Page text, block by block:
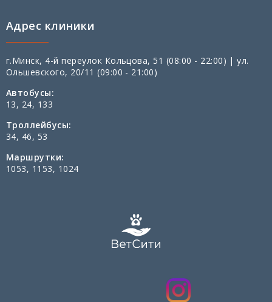
Адрес клиники
г.Минск, 4-й переулок Кольцова, 51 (08:00 - 22:00) | ул.
Ольшевского, 20/11 (09:00 - 21:00)
Автобусы:
13, 24, 133
Троллейбусы:
34, 46, 53
Маршрутки:
1053, 1153, 1024